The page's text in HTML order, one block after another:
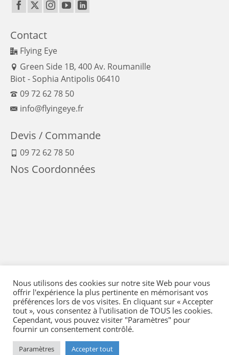
Contact
Flying Eye
Green Side 1B, 400 Av. Roumanille
Biot - Sophia Antipolis 06410
09 72 62 78 50
info@flyingeye.fr
Devis / Commande
09 72 62 78 50
Nos Coordonnées
Mentions Légales-Conditions générales de vente
-Politique qualité- Moyens de paiement-
Nous utilisons des cookies sur notre site Web pour vous
offrir l'expérience la plus pertinente en mémorisant vos
préférences lors de vos visites. En cliquant sur « Accepter
tout », vous consentez à l'utilisation de TOUS les cookies.
Cependant, vous pouvez visiter "Paramètres" pour
fournir un consentement contrôlé.
Paramètres Accepter tout